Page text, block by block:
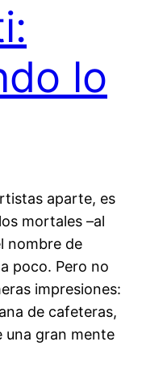
lo
aparte, es
mortales –al
nombre de
poco. Pero no
impresiones:
de cafeteras,
una gran mente